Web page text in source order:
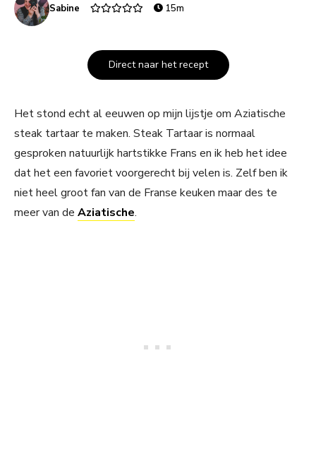
Sabine 15m
Direct naar het recept
Het stond echt al eeuwen op mijn lijstje om Aziatische
steak tartaar te maken. Steak Tartaar is normaal
gesproken natuurlijk hartstikke Frans en ik heb het idee
dat het een favoriet voorgerecht bij velen is. Zelf ben ik
niet heel groot fan van de Franse keuken maar des te
meer van de Aziatische.